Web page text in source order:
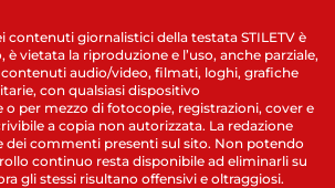
contenuti giornalistici della testata STILETV è
è vietata la riproduzione e l’uso, anche parziale,
audio/video, filmati, loghi, grafiche
con qualsiasi dispositivo
per mezzo di fotocopie, registrazioni, cover e
a copia non autorizzata. La redazione
dei commenti presenti sul sito. Non potendo
continuo resta disponibile ad eliminarli su
gli stessi risultano offensivi e oltraggiosi.